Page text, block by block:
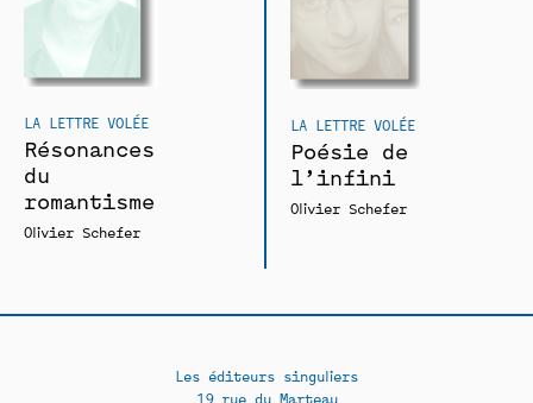
LA LETTRE VOLÉE
Résonances
du
romantisme
Olivier Schefer
LA LETTRE VOLÉE
Poésie de
l’infini
Olivier Schefer
Les éditeurs singuliers
19 rue du Marteau